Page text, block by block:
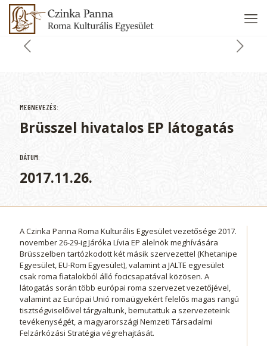
MEGNEVEZÉS:
Brüsszel hivatalos EP látogatás
DÁTUM:
2017.11.26.
A Czinka Panna Roma Kulturális Egyesület vezetősége 2017.
november 26-29-ig Járóka Lívia EP alelnök meghívására
Brüsszelben tartózkodott két másik szervezettel (Khetanipe
Egyesület, EU-Rom Egyesület), valamint a JALTE egyesület
csak roma fiatalokból álló focicsapatával közösen. A
látogatás során több európai roma szervezet vezetőjével,
valamint az Európai Unió romaügyekért felelős magas rangú
tisztségviselőivel tárgyaltunk, bemutattuk a szervezeteink
tevékenységét, a magyarországi Nemzeti Társadalmi
Felzárkózási Stratégia végrehajtását.